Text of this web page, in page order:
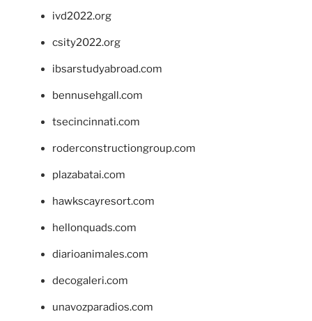
ivd2022.org
csity2022.org
ibsarstudyabroad.com
bennusehgall.com
tsecincinnati.com
roderconstructiongroup.com
plazabatai.com
hawkscayresort.com
hellonquads.com
diarioanimales.com
decogaleri.com
unavozparadios.com